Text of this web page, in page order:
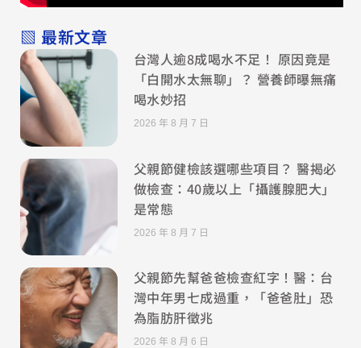
▧ 最新文章
台灣人逾8成喝水不足！ 原因竟是
「白開水太無聊」？ 營養師曝無痛
喝水妙招
2026 年 8 月 7 日
父親節健檢該選哪些項目？ 醫揭必
做檢查：40歲以上「攝護腺肥大」
是常態
2026 年 8 月 7 日
父親節先幫爸爸檢查紅字！醫：台
灣中年男七成過重，「爸爸肚」恐
為脂肪肝徵兆
2026 年 8 月 6 日